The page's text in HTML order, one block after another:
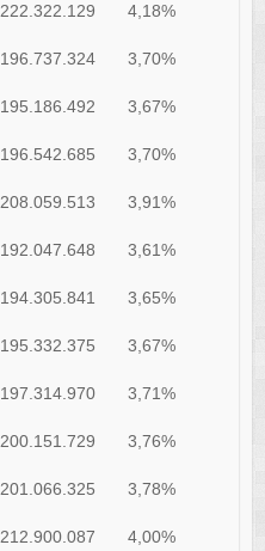
222.322.129 4,18%
196.737.324 3,70%
195.186.492 3,67%
196.542.685 3,70%
208.059.513 3,91%
192.047.648 3,61%
194.305.841 3,65%
195.332.375 3,67%
197.314.970 3,71%
200.151.729 3,76%
201.066.325 3,78%
212.900.087 4,00%